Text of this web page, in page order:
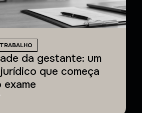
da gestante: um
que começa